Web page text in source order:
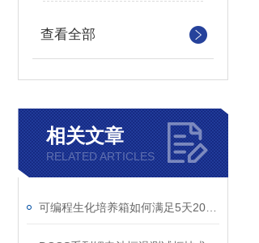
查看全部
相关文章
RELATED ARTICLES